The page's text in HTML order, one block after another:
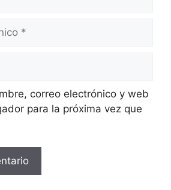
correo electrónico y web
para la próxima vez que